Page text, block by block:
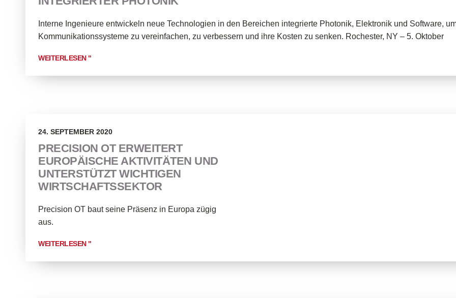
Interne Ingenieure entwickeln neue Technologien in den Bereichen integrierte Photonik, Elektronik und Software,
Kommunikationssysteme zu vereinfachen, zu verbessern und ihre Kosten zu senken. Rochester, NY – 5. Oktober
WEITERLESEN "
PRECISION OT ERWEITERT
EUROPÄISCHE AKTIVITÄTEN UND
UNTERSTÜTZT WICHTIGEN
WIRTSCHAFTSSEKTOR
24. SEPTEMBER 2020
Precision OT baut seine Präsenz in Europa zügig
aus.
WEITERLESEN "